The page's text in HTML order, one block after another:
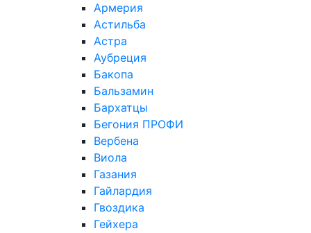
Армерия
Астильба
Астра
Аубреция
Бакопа
Бальзамин
Бархатцы
Бегония ПРОФИ
Вербена
Виола
Газания
Гайлардия
Гвоздика
Гейхера